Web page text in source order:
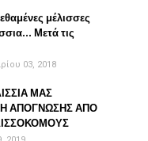
μέλισσες
Μετά τις
03, 2018
ΜΑΣ
ΑΠΟΓΝΩΣΗΣ ΑΠΟ